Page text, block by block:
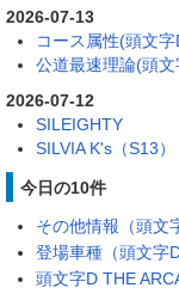
2026-07-13
コース属性(頭文
公道最速理論(頭
2026-07-12
SILEIGHTY
SILVIA K's（S13）
今日の10件
その他情報（頭文
登場車種（頭文字
頭文字D THE